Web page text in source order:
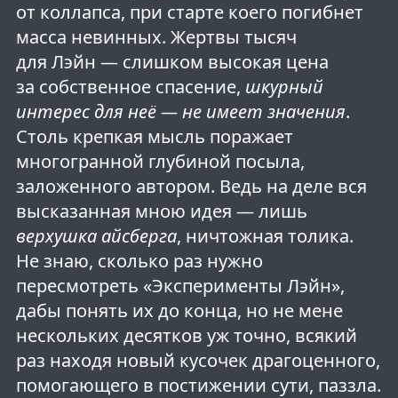
от коллапса, при старте коего погибнет
масса невинных. Жертвы тысяч
для Лэйн — слишком высокая цена
за собственное спасение, шкурный
интерес для неё — не имеет значения.
Столь крепкая мысль поражает
многогранной глубиной посыла,
заложенного автором. Ведь на деле вся
высказанная мною идея — лишь
верхушка айсберга, ничтожная толика.
Не знаю, сколько раз нужно
пересмотреть «Эксперименты Лэйн»,
дабы понять их до конца, но не мене
нескольких десятков уж точно, всякий
раз находя новый кусочек драгоценного,
помогающего в постижении сути, паззла.